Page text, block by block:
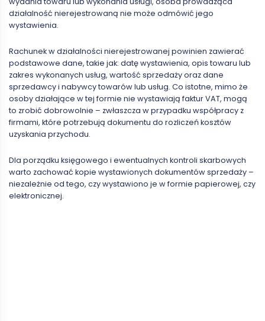
działalność nierejestrowaną nie może odmówić jego
wystawienia.
Rachunek w działalności nierejestrowanej powinien zawierać
podstawowe dane, takie jak: datę wystawienia, opis towaru lub
zakres wykonanych usług, wartość sprzedaży oraz dane
sprzedawcy i nabywcy towarów lub usług. Co istotne, mimo że
osoby działające w tej formie nie wystawiają faktur VAT, mogą
to zrobić dobrowolnie – zwłaszcza w przypadku współpracy z
firmami, które potrzebują dokumentu do rozliczeń kosztów
uzyskania przychodu.
Dla porządku księgowego i ewentualnych kontroli skarbowych
warto zachować kopie wystawionych dokumentów sprzedaży –
niezależnie od tego, czy wystawiono je w formie papierowej, czy
elektronicznej.